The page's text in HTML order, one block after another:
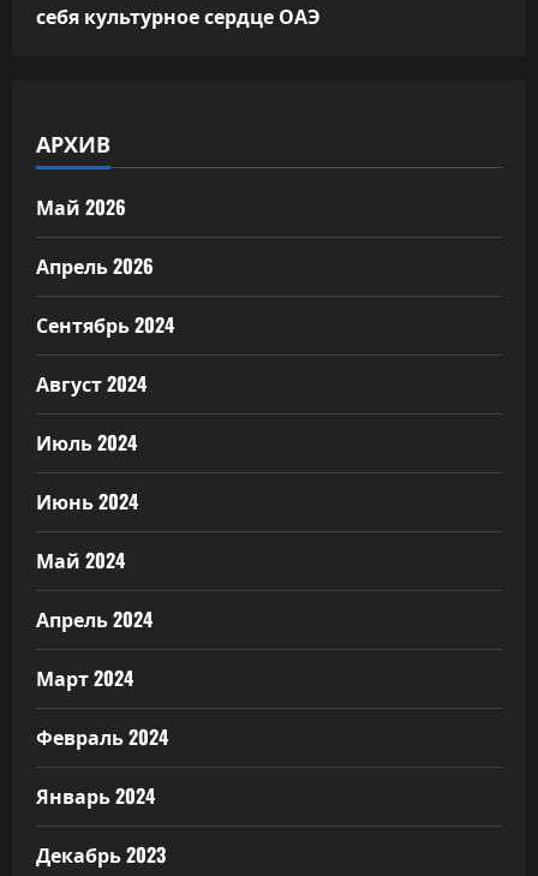
себя культурное сердце ОАЭ
АРХИВ
Май 2026
Апрель 2026
Сентябрь 2024
Август 2024
Июль 2024
Июнь 2024
Май 2024
Апрель 2024
Март 2024
Февраль 2024
Январь 2024
Декабрь 2023